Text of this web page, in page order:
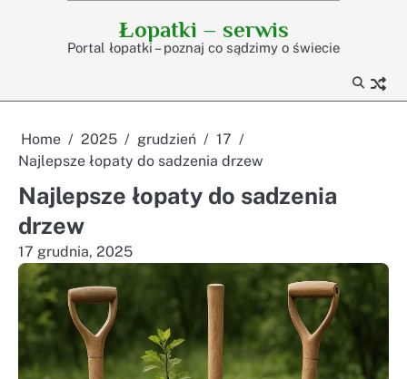
Łopatki – serwis
Portal łopatki – poznaj co sądzimy o świecie
Home 2025 grudzień
17
Najlepsze łopaty do sadzenia drzew
Najlepsze łopaty do sadzenia
drzew
17 grudnia, 2025